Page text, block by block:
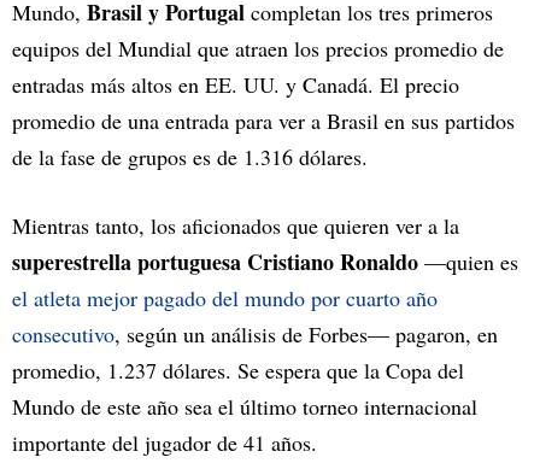
Mundo, Brasil y Portugal completan los tres primeros
equipos del Mundial que atraen los precios promedio de
entradas más altos en EE. UU. y Canadá. El precio
promedio de una entrada para ver a Brasil en sus partidos
de la fase de grupos es de 1.316 dólares.
Mientras tanto, los aficionados que quieren ver a la
superestrella portuguesa Cristiano Ronaldo —quien es
el atleta mejor pagado del mundo por cuarto año
consecutivo, según un análisis de Forbes— pagaron, en
promedio, 1.237 dólares. Se espera que la Copa del
Mundo de este año sea el último torneo internacional
importante del jugador de 41 años.